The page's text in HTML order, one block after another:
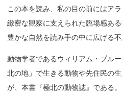
この本を読み、私の目の前にはア
緻密な観察に支えられた臨場感あ
豊かな自然を読み手の中に広げる不
動物学者であるウィリアム・プル
北の地」で生きる動物や先住民の
が、本書『極北の動物誌』である